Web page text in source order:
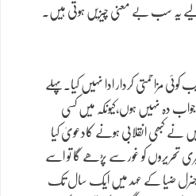
یہ سب بے معنی چیزیں ہوتی ہیں۔
مزاحمتی کردار ادا نہیں کیا۔پہلے
جواب دہ نہیں ہوں،کیونکہ میں کسی
نے کبھی انقلابی ہونے کادعویٰ کیا
تحریروں کو غور سے پڑھے گا تو اسے
ضیا کے عہد میں ایک سال تک